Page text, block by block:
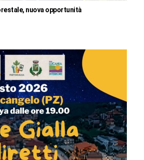
nuova opportunità